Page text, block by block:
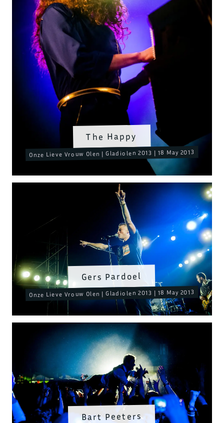
Bart Peeters
The Happy
Onze Lieve Vrouw Olen | Gladiolen 2013 | 18 May 2013
Gers Pardoel
Onze Lieve Vrouw Olen | Gladiolen 2013 | 18 May 2013